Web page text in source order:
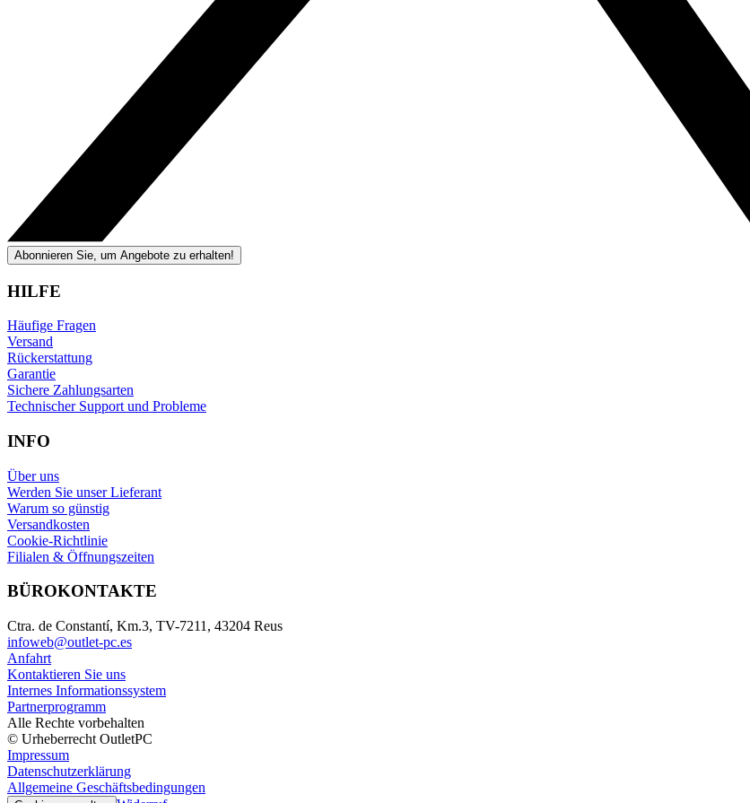
Abonnieren Sie, um Angebote zu erhalten!
HILFE
Häufige Fragen
Versand
Rückerstattung
Garantie
Sichere Zahlungsarten
Technischer Support und Probleme
INFO
Über uns
Werden Sie unser Lieferant
Warum so günstig
Versandkosten
Cookie-Richtlinie
Filialen & Öffnungszeiten
BÜROKONTAKTE
Ctra. de Constantí, Km.3, TV-7211, 43204 Reus
infoweb@outlet-pc.es
Anfahrt
Kontaktieren Sie uns
Internes Informationssystem
Partnerprogramm
Alle Rechte vorbehalten
© Urheberrecht OutletPC
Impressum
Datenschutzerklärung
Allgemeine Geschäftsbedingungen